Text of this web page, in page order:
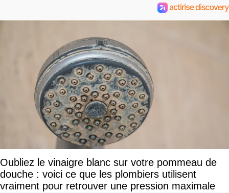
Oubliez le vinaigre blanc sur votre pommeau de
douche : voici ce que les plombiers utilisent
vraiment pour retrouver une pression maximale